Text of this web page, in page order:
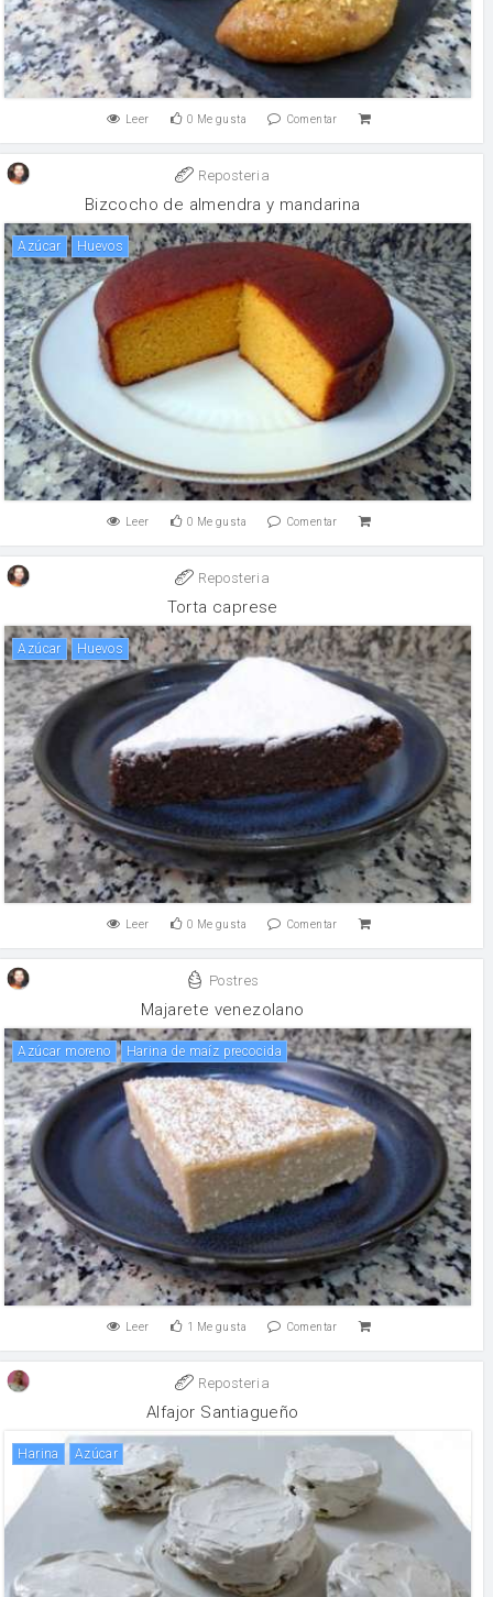
Leer 0 Me gusta Comentar
Reposteria
Bizcocho de almendra y mandarina
Azúcar huevos
Leer 0 Me gusta Comentar
Reposteria
Torta caprese
Azúcar huevos
Leer 0 Me gusta Comentar
Postres
Majarete venezolano
Azúcar moreno Harina de maíz precocida
Leer 1 Me gusta Comentar
Reposteria
Alfajor Santiagueño
harina Azúcar